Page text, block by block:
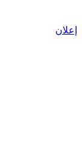
إعلان